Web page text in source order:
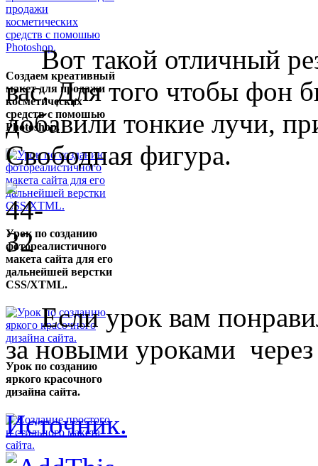
Создаем креативный
макет для продажи
косметических
средств с помошью
Photoshop.
Урок по созданию
фотореалистичного
макета сайта для его
дальнейшей верстки
CSS/XTML.
Урок по созданию
яркого красочного
дизайна сайта.
Вот такой отличный
вас. Для того чтобы фон
добавили тонкие лучи,
Свободная фигура.
Если урок вам
за новыми уроками
Источник.